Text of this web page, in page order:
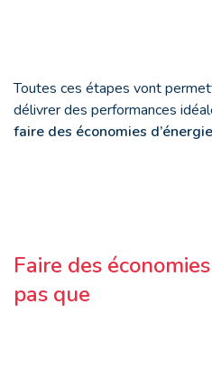
Toutes ces étapes vont
délivrer des performances
faire des économies d’énergie
Faire des
pas que